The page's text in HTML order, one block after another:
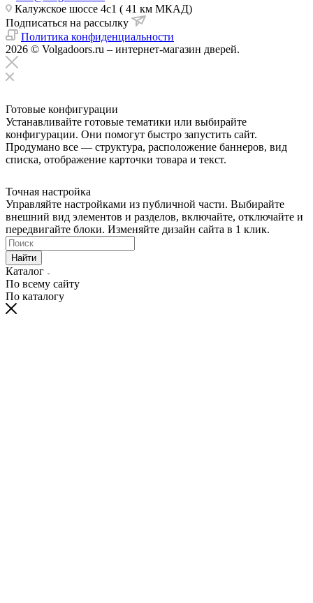
Калужское шоссе 4с1 ( 41 км МКАД)
Подписаться на рассылку
Политика конфиденциальности
2026 © Volgadoors.ru – интернет-магазин дверей.
Готовые конфигурации
Устанавливайте готовые тематики или выбирайте
конфигурации. Они помогут быстро запустить сайт.
Продумано все — структура, расположение баннеров, вид
списка, отображение карточки товара и текст.
Точная настройка
Управляйте настройками из публичной части. Выбирайте
внешний вид элементов и разделов, включайте, отключайте и
передвигайте блоки. Изменяйте дизайн сайта в 1 клик.
Найти
Каталог
По всему сайту
По каталогу